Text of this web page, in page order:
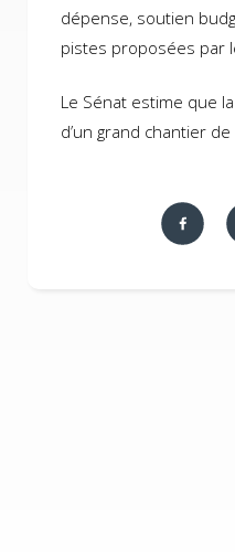
dépense, soutien
pistes proposées par
Le Sénat estime que
d’un grand chantier